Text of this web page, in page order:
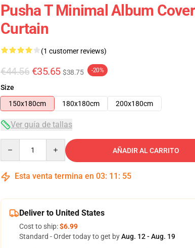
Pusha T Minimal Album
Curtain
(1 customer reviews)
€44.56 €35.65 $38.75 -20%
Size
150x180cm
180x180cm 200x180cm
Ver guía de tallas
AÑADIR AL CARRITO
Esta venta termina en 03: 11 : 54
Deliver to United States
Cost to ship:$6.99
Standard - Order today to get byAug. 12 - Aug. 19